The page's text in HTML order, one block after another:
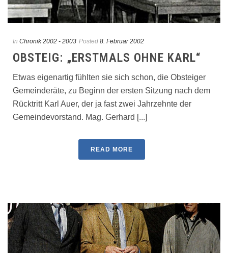
In Chronik 2002 - 2003 Posted 8. Februar 2002
OBSTEIG: „ERSTMALS OHNE KARL“
Etwas eigenartig fühlten sie sich schon, die Obsteiger
Gemeinderäte, zu Beginn der ersten Sitzung nach dem
Rücktritt Karl Auer, der ja fast zwei Jahrzehnte der
Gemeindevorstand. Mag. Gerhard [...]
READ MORE